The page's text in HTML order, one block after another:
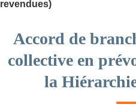
revendues)
Accord de
collective en
la